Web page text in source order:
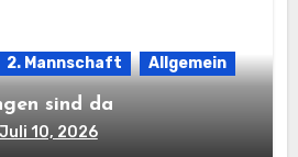
2. Mannschaft Allgemein
sind da
Juli 10, 2026